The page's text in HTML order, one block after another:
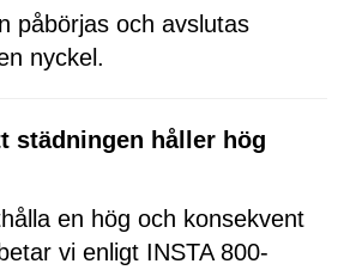
påbörjas och avslutas
nyckel.
städningen håller hög
en hög och konsekvent
vi enligt INSTA 800-